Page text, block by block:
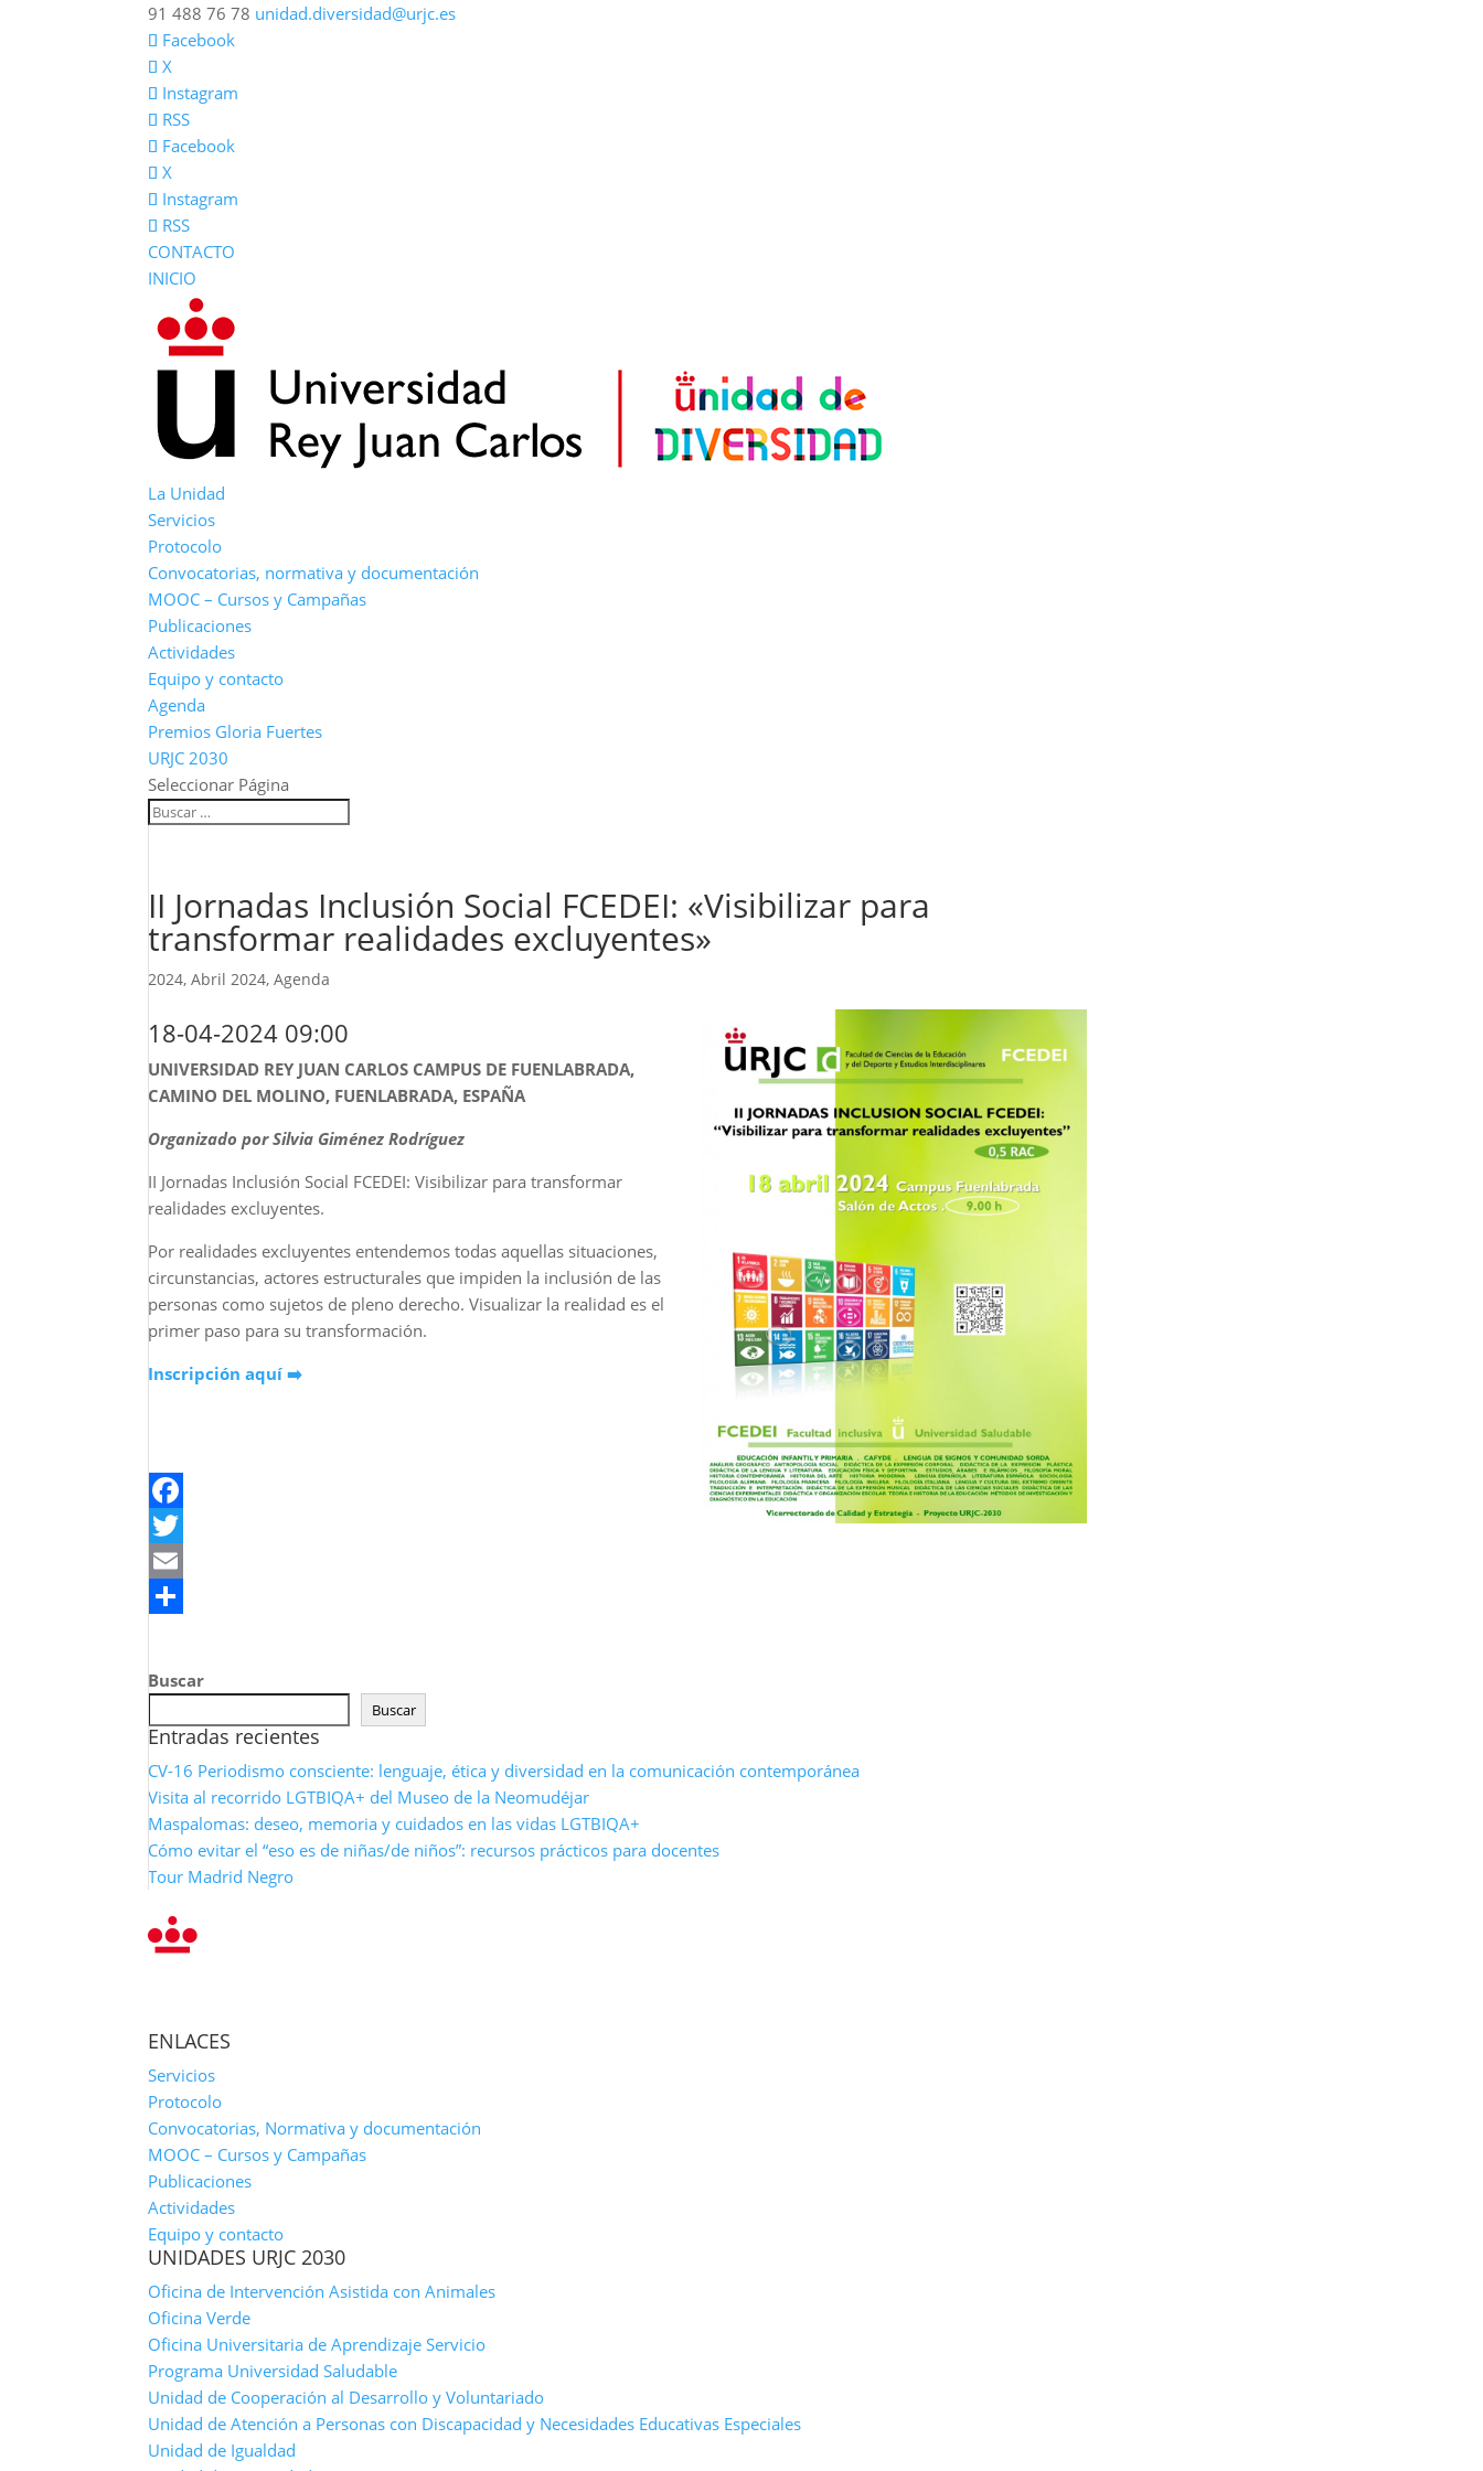
91 488 76 78 unidad.diversidad@urjc.es
Facebook
X
Instagram
RSS
Facebook
X
Instagram
RSS
CONTACTO
INICIO
La Unidad
Servicios
Protocolo
Convocatorias, normativa y documentación
MOOC – Cursos y Campañas
Publicaciones
Actividades
Equipo y contacto
Agenda
Premios Gloria Fuertes
URJC 2030
Seleccionar Página
II Jornadas Inclusión Social FCEDEI: «Visibilizar para
transformar realidades excluyentes»
2024,Abril 2024,Agenda
18-04-2024 09:00
UNIVERSIDAD REY JUAN CARLOS CAMPUS DE FUENLABRADA,
CAMINO DEL MOLINO, FUENLABRADA, ESPAÑA
Organizado porSilvia Giménez Rodríguez
II Jornadas Inclusión Social FCEDEI: Visibilizar para transformar
realidades excluyentes.
Por realidades excluyentes entendemos todas aquellas situaciones,
circunstancias, actores estructurales que impiden la inclusión de las
personas como sujetos de pleno derecho. Visualizar la realidad es el
primer paso para su transformación.
Inscripción aquí ➡️
Facebook
Twitter
Email
Buscar
Buscar
Entradas recientes
CV-16 Periodismo consciente: lenguaje, ética y diversidad en la comunicación contemporánea
Visita al recorrido LGTBIQA+ del Museo de la Neomudéjar
Maspalomas: deseo, memoria y cuidados en las vidas LGTBIQA+
Cómo evitar el “eso es de niñas/de niños”: recursos prácticos para docentes
Tour Madrid Negro
ENLACES
Servicios
Protocolo
Convocatorias, Normativa y documentación
MOOC – Cursos y Campañas
Publicaciones
Actividades
Equipo y contacto
UNIDADES URJC 2030
Oficina de Intervención Asistida con Animales
Oficina Verde
Oficina Universitaria de Aprendizaje Servicio
Programa Universidad Saludable
Unidad de Cooperación al Desarrollo y Voluntariado
Unidad de Atención a Personas con Discapacidad y Necesidades Educativas Especiales
Unidad de Igualdad